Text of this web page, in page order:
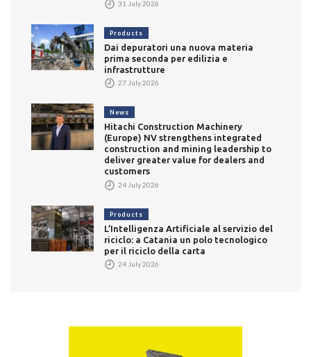
31 July 2026
Products
Dai depuratori una nuova materia
prima seconda per edilizia e
infrastrutture
27 July 2026
News
Hitachi Construction Machinery
(Europe) NV strengthens integrated
construction and mining leadership to
deliver greater value for dealers and
customers
24 July 2026
Products
L’Intelligenza Artificiale al servizio del
riciclo: a Catania un polo tecnologico
per il riciclo della carta
24 July 2026